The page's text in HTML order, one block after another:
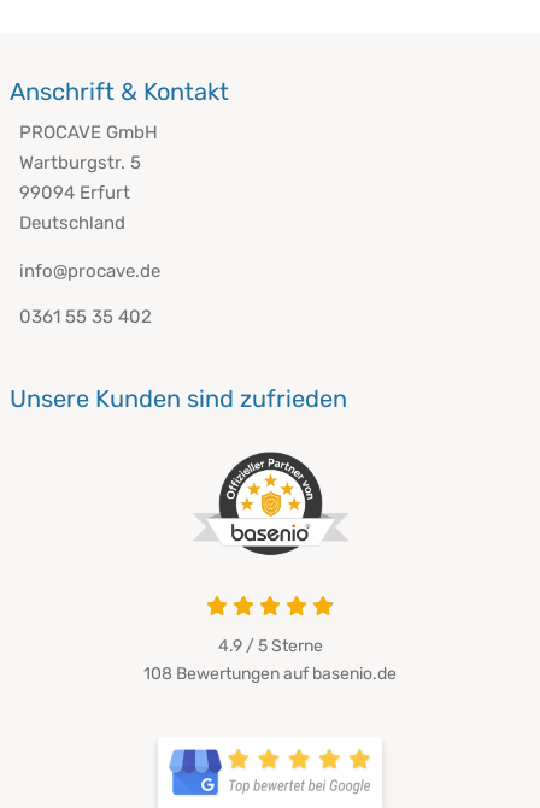
Anschrift & Kontakt
PROCAVE GmbH
Wartburgstr. 5
99094 Erfurt
Deutschland
info@procave.de
0361 55 35 402
Unsere Kunden sind zufrieden
4.9 / 5Sterne
108 Bewertungen auf basenio.de